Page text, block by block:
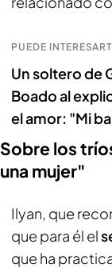
PUEDE
Un soltero de
Boado al
el amor: "Mi
Sobre los
una mujer"
Ilyan, que
que para él el
que ha